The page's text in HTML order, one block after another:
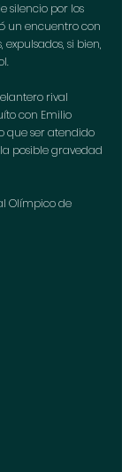
silencio por los
un encuentro con
expulsados, si bien,
rival
con Emilio
que ser atendido
posible gravedad
Olímpico de